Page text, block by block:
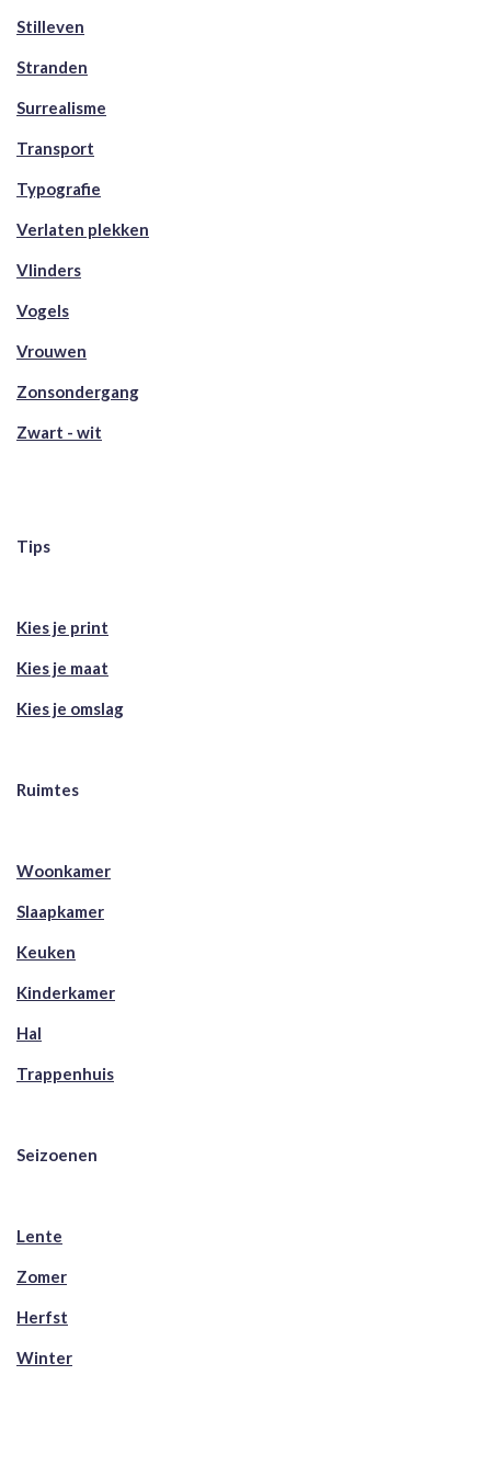
Stilleven
Stranden
Surrealisme
Transport
Typografie
Verlaten plekken
Vlinders
Vogels
Vrouwen
Zonsondergang
Zwart - wit
Tips
Kies je print
Kies je maat
Kies je omslag
Ruimtes
Woonkamer
Slaapkamer
Keuken
Kinderkamer
Hal
Trappenhuis
Seizoenen
Lente
Zomer
Herfst
Winter